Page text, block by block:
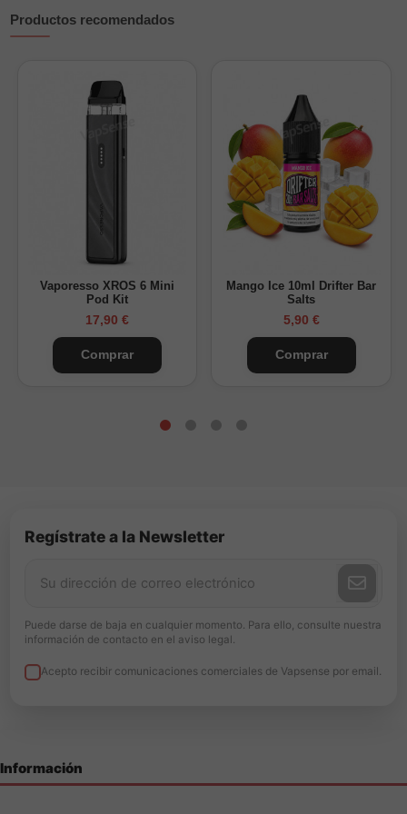
Productos recomendados
Vaporesso XROS 6 Mini
Pod Kit
17,90 €
Comprar
Mango Ice 10ml Drifter Bar
Salts
5,90 €
Comprar
Regístrate a la Newsletter
Puede darse de baja en cualquier momento. Para ello, consulte nuestra
información de contacto en el aviso legal.
Acepto recibir comunicaciones comerciales de Vapsense por email.
Información